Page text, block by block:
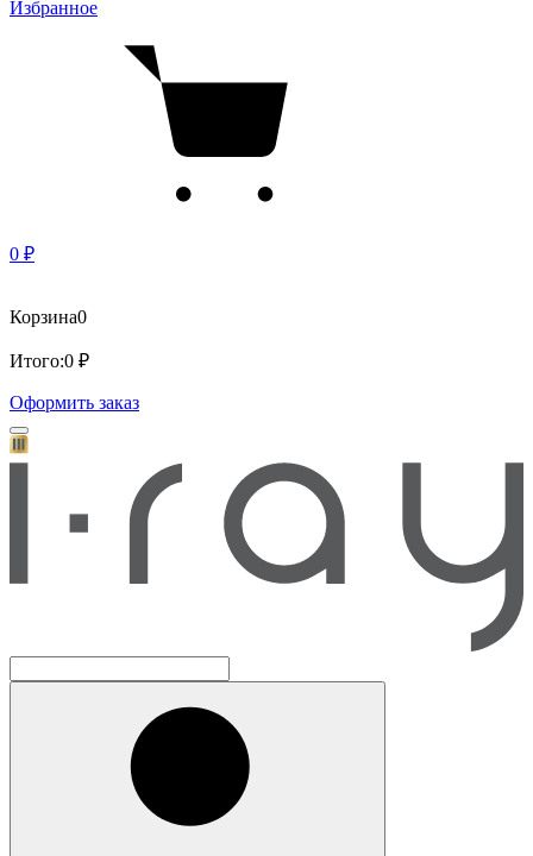
Избранное
0 ₽
Корзина0
Итого:0 ₽
Оформить заказ